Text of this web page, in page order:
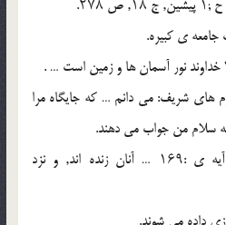
هاى شریف: مى دانم … که جایگاه مرا
سلام من جواب مى دهند.
۲۱. سوره ى آل عمران (۳), آیه ى :۱۶۹ … آنان زنده اند, و نزد